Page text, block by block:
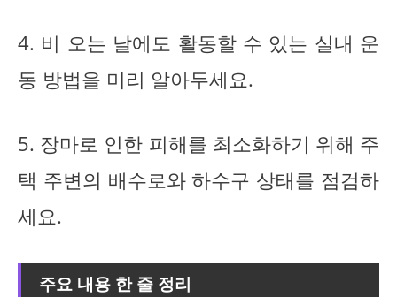
4. 비 오는 날에도 활동할 수 있는 실내 운
동 방법을 미리 알아두세요.
5. 장마로 인한 피해를 최소화하기 위해 주
택 주변의 배수로와 하수구 상태를 점검하
세요.
주요 내용 한 줄 정리